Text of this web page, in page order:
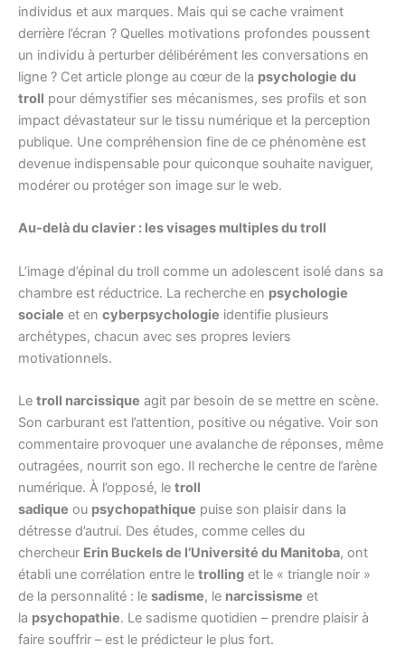
individus et aux marques. Mais qui se cache vraiment
derrière l’écran ? Quelles motivations profondes poussent
un individu à perturber délibérément les conversations en
ligne ? Cet article plonge au cœur de la psychologie du
troll pour démystifier ses mécanismes, ses profils et son
impact dévastateur sur le tissu numérique et la perception
publique. Une compréhension fine de ce phénomène est
devenue indispensable pour quiconque souhaite naviguer,
modérer ou protéger son image sur le web.
Au-delà du clavier : les visages multiples du troll
L’image d’épinal du troll comme un adolescent isolé dans sa
chambre est réductrice. La recherche en psychologie
sociale et en cyberpsychologie identifie plusieurs
archétypes, chacun avec ses propres leviers
motivationnels.
Le troll narcissique agit par besoin de se mettre en scène.
Son carburant est l’attention, positive ou négative. Voir son
commentaire provoquer une avalanche de réponses, même
outragées, nourrit son ego. Il recherche le centre de l’arène
numérique. À l’opposé, le troll
sadique ou psychopathique puise son plaisir dans la
détresse d’autrui. Des études, comme celles du
chercheur Erin Buckels de l’Université du Manitoba, ont
établi une corrélation entre le trolling et le « triangle noir »
de la personnalité : le sadisme, le narcissisme et
la psychopathie. Le sadisme quotidien – prendre plaisir à
faire souffrir – est le prédicteur le plus fort.